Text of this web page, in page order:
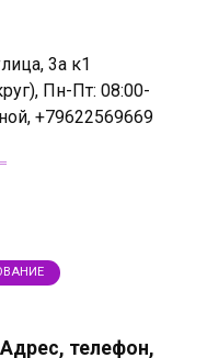
3а к1
Пн-Пт: 08:00-
+79622569669
телефон,